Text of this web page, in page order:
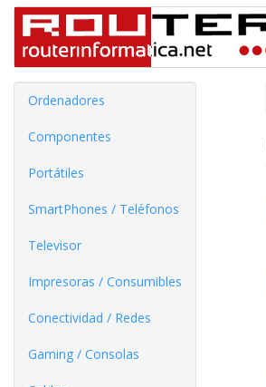
Ordenadores
Componentes
Portátiles
SmartPhones / Teléfonos
Televisor
Impresoras / Consumibles
Conectividad / Redes
Gaming / Consolas